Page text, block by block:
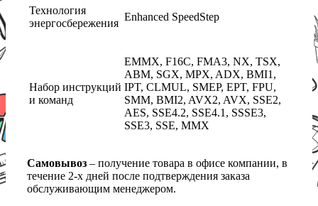
Технология
энергосбережения
Enhanced SpeedStep
Набор инструкций
и команд
EMMX, F16C, FMA3, NX, TSX,
ABM, SGX, MPX, ADX, BMI1,
IPT, CLMUL, SMEP, EPT, FPU,
SMM, BMI2, AVX2, AVX, SSE2,
AES, SSE4.2, SSE4.1, SSSE3,
SSE3, SSE, MMX
Самовывоз – получение товара в офисе компании, в
течение 2-х дней после подтверждения заказа
обслуживающим менеджером.